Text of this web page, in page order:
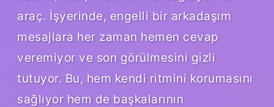
araç. İşyerinde, engelli bir arkadaşım
mesajlara her zaman hemen cevap
veremiyor ve son görülmesini gizli
tutuyor. Bu, hem kendi ritmini korumasını
sağlıyor hem de başkalarının